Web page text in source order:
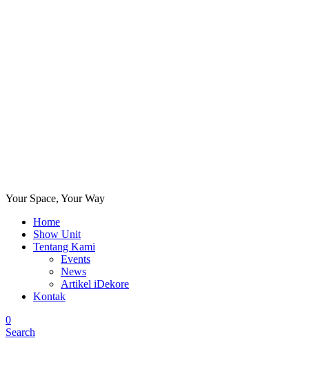
Your Space, Your Way
Home
Show Unit
Tentang Kami
Events
News
Artikel iDekore
Kontak
0
Search